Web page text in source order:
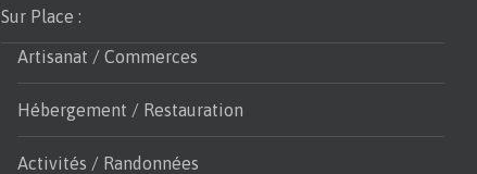
Sur Place :
Artisanat / Commerces
Hébergement / Restauration
Activités / Randonnées